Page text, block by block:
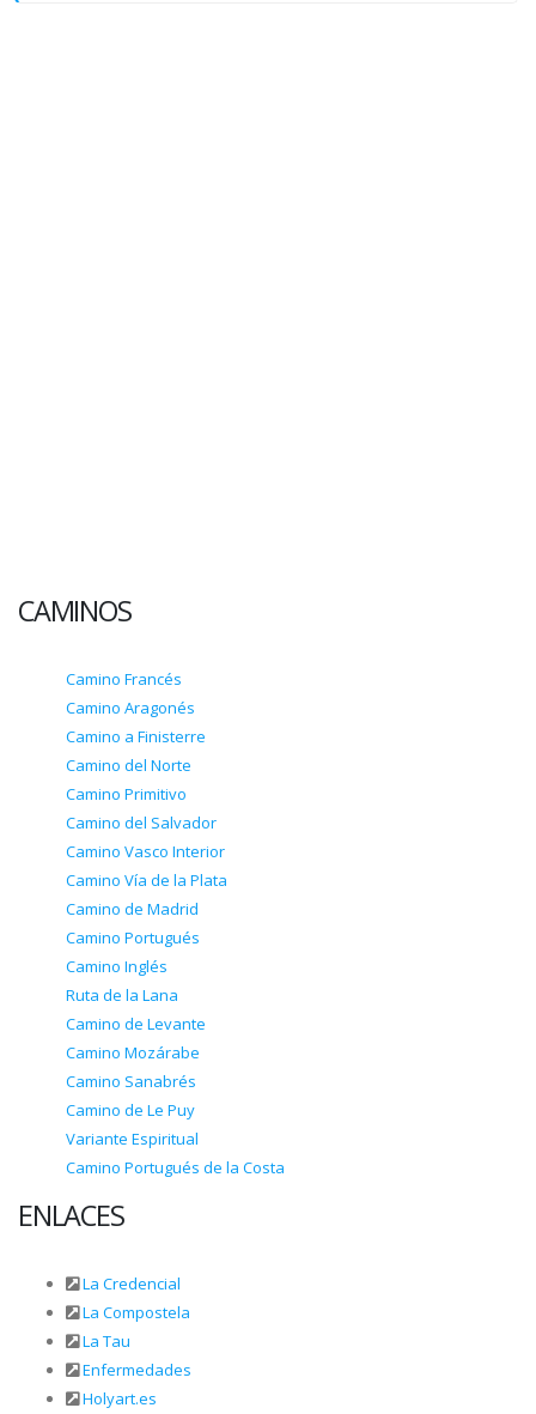
CAMINOS
Camino Francés
Camino Aragonés
Camino a Finisterre
Camino del Norte
Camino Primitivo
Camino del Salvador
Camino Vasco Interior
Camino Vía de la Plata
Camino de Madrid
Camino Portugués
Camino Inglés
Ruta de la Lana
Camino de Levante
Camino Mozárabe
Camino Sanabrés
Camino de Le Puy
Variante Espiritual
Camino Portugués de la Costa
ENLACES
La Credencial
La Compostela
La Tau
Enfermedades
Holyart.es